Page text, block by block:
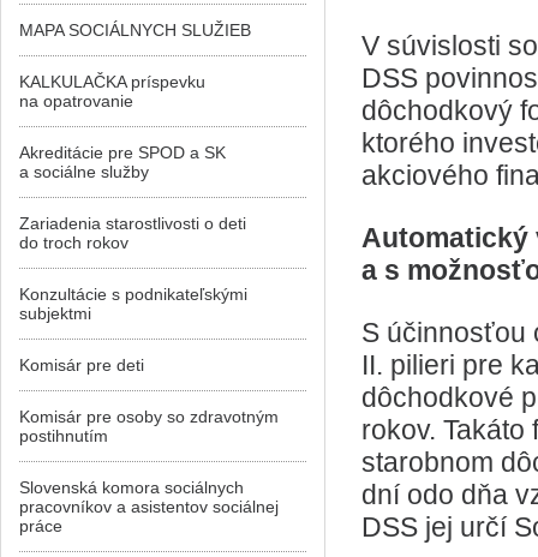
V súvislosti
DSS
dôchodkový
ktorého
akciového
Automatický
a s
S účinnosťou
II. pilieri pre
dôchodkové
rokov.
starobnom
dní odo dňa
DSS jej určí
MAPA SOCIÁLNYCH SLUŽIEB
KALKULAČKA príspevku
na opatrovanie
Akreditácie pre SPOD a SK
a sociálne služby
Zariadenia starostlivosti o deti
do troch rokov
Konzultácie s podnikateľskými
subjektmi
Komisár pre deti
Komisár pre osoby so zdravotným
postihnutím
Slovenská komora sociálnych
pracovníkov a asistentov sociálnej
práce